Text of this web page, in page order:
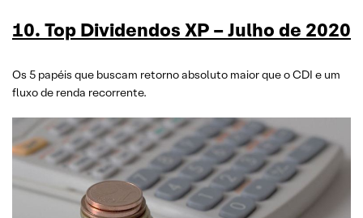
10. Top Dividendos XP – Julho de 2020
Os 5 papéis que buscam retorno absoluto maior que o CDI e um
fluxo de renda recorrente.